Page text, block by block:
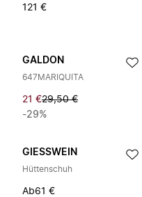
121 €
GALDON
647MARIQUITA
21 €29,50 €
-29%
GIESSWEIN
Hüttenschuh
Ab61 €